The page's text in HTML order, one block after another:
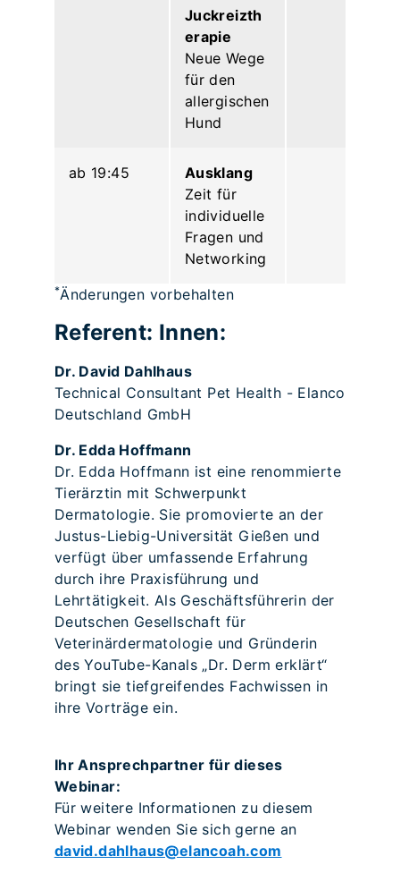
Juckreizth
erapie
Neue Wege
für den
allergischen
Hund
ab 19:45
Ausklang
Zeit für
individuelle
Fragen und
Networking
*Änderungen vorbehalten
Referent: Innen:
Dr. David Dahlhaus
Technical Consultant Pet Health - Elanco
Deutschland GmbH
Dr. Edda Hoffmann
Dr. Edda Hoffmann ist eine renommierte
Tierärztin mit Schwerpunkt
Dermatologie. Sie promovierte an der
Justus-Liebig-Universität Gießen und
verfügt über umfassende Erfahrung
durch ihre Praxisführung und
Lehrtätigkeit. Als Geschäftsführerin der
Deutschen Gesellschaft für
Veterinärdermatologie und Gründerin
des YouTube-Kanals „Dr. Derm erklärt“
bringt sie tiefgreifendes Fachwissen in
ihre Vorträge ein.
Ihr Ansprechpartner für dieses
Webinar:
Für weitere Informationen zu diesem
Webinar wenden Sie sich gerne an
david.dahlhaus@elancoah.com